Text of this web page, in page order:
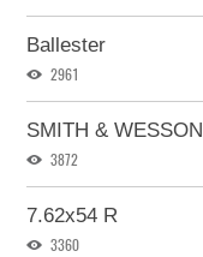
Ballester
2961
SMITH & WESSON
3872
7.62x54 R
3360